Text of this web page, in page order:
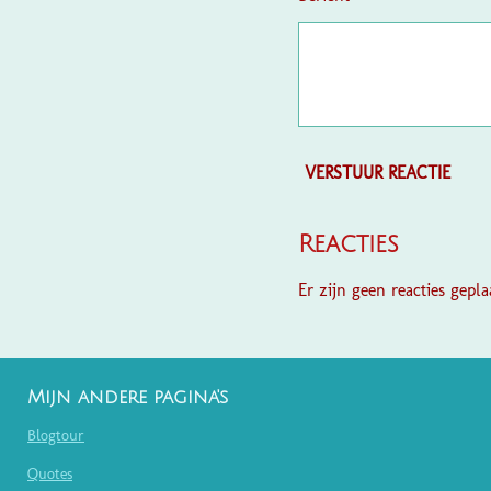
VERSTUUR REACTIE
Reacties
Er zijn geen reacties
Mijn andere pagina's
Blogtour
Quotes